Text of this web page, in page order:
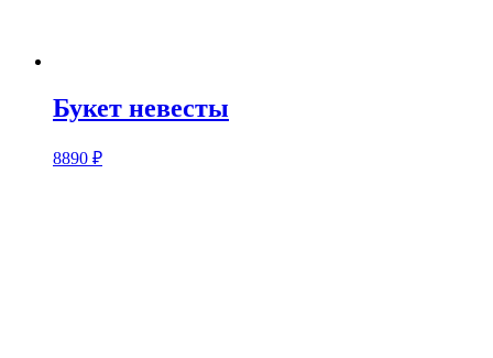
Букет невесты
8890 ₽